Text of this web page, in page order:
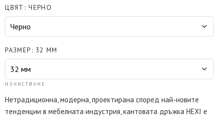
ЦВЯТ ЧЕРНО
РАЗМЕР 32 ММ
ИЗЧИСТВАНЕ
Нетрадиционна, модерна, проектирана според най-новите
тенденции в мебелната индустрия, кантовата дръжка HEXI е